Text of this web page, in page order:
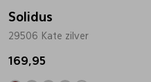
Solidus
29506 Kate zilver
169,95